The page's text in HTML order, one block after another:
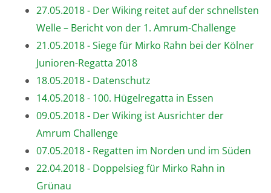
27.05.2018 - Der Wiking reitet auf der schnellsten
Welle – Bericht von der 1. Amrum-Challenge
21.05.2018 - Siege für Mirko Rahn bei der Kölner
Junioren-Regatta 2018
18.05.2018 - Datenschutz
14.05.2018 - 100. Hügelregatta in Essen
09.05.2018 - Der Wiking ist Ausrichter der
Amrum Challenge
07.05.2018 - Regatten im Norden und im Süden
22.04.2018 - Doppelsieg für Mirko Rahn in
Grünau